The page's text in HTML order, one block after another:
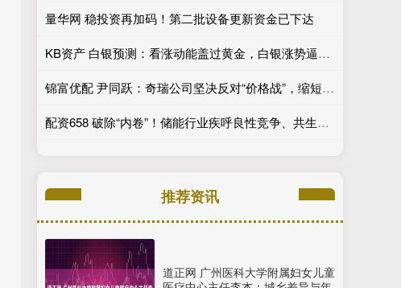
量华网 稳投资再加码！第二批设备更新资金已下达
KB资产 白银预测：看涨动能盖过黄金，白银涨势逼近40美元关口
锦富优配 尹同跃：奇瑞公司坚决反对“价格战”，缩短供应商货款支付账期
配资658 破除“内卷”！储能行业疾呼良性竞争、共生共赢
推荐资讯
道正网 广州医科大学附属妇女儿童